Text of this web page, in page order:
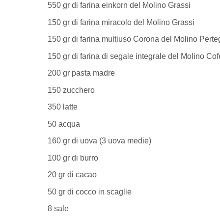
550 gr di farina einkorn del Molino Grassi
150 gr di farina miracolo del Molino Grassi
150 gr di farina multiuso Corona del Molino
150 gr di farina di segale integrale del Molino
200 gr pasta madre
150 zucchero
350 latte
50 acqua
160 gr di uova (3 uova medie)
100 gr di burro
20 gr di cacao
50 gr di cocco in scaglie
8 sale